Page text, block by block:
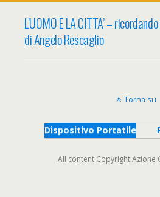
L’UOMO E LA CITTA’ –
di Angelo Rescaglio
Torna su
Dispositivo Portatile
All content Copyright Azione